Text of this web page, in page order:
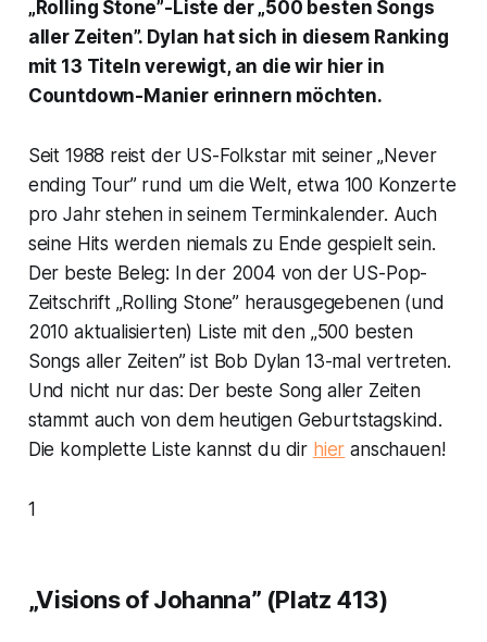
„Rolling Stone”-Liste der „500 besten Songs
aller Zeiten”. Dylan hat sich in diesem Ranking
mit 13 Titeln verewigt, an die wir hier in
Countdown-Manier erinnern möchten.
Seit 1988 reist der US-Folkstar mit seiner „Never
ending Tour” rund um die Welt, etwa 100 Konzerte
pro Jahr stehen in seinem Terminkalender. Auch
seine Hits werden niemals zu Ende gespielt sein.
Der beste Beleg: In der 2004 von der US-Pop-
Zeitschrift „Rolling Stone” herausgegebenen (und
2010 aktualisierten) Liste mit den „500 besten
Songs aller Zeiten” ist Bob Dylan 13-mal vertreten.
Und nicht nur das: Der beste Song aller Zeiten
stammt auch von dem heutigen Geburtstagskind.
Die komplette Liste kannst du dir hier anschauen!
1
„Visions of Johanna” (Platz 413)